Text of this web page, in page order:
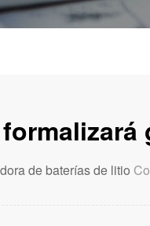
de baterías de litio